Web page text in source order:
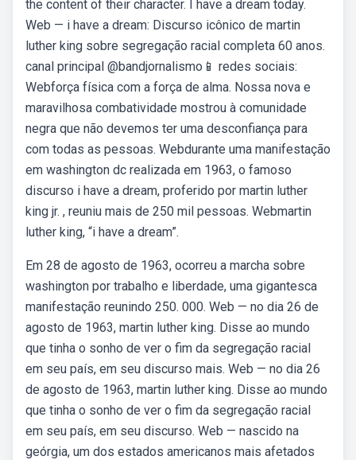
the content of their character. I have a dream today.
Web — i have a dream: Discurso icônico de martin
luther king sobre segregação racial completa 60 anos.
canal principal @bandjornalismo📱 redes sociais:
Webforça física com a força de alma. Nossa nova e
maravilhosa combatividade mostrou à comunidade
negra que não devemos ter uma desconfiança para
com todas as pessoas. Webdurante uma manifestação
em washington dc realizada em 1963, o famoso
discurso i have a dream, proferido por martin luther
king jr. , reuniu mais de 250 mil pessoas. Webmartin
luther king, “i have a dream”.
Em 28 de agosto de 1963, ocorreu a marcha sobre
washington por trabalho e liberdade, uma gigantesca
manifestação reunindo 250. 000. Web — no dia 26 de
agosto de 1963, martin luther king. Disse ao mundo
que tinha o sonho de ver o fim da segregação racial
em seu país, em seu discurso mais. Web — no dia 26
de agosto de 1963, martin luther king. Disse ao mundo
que tinha o sonho de ver o fim da segregação racial
em seu país, em seu discurso. Web — nascido na
geórgia, um dos estados americanos mais afetados